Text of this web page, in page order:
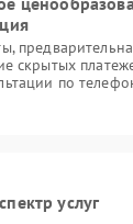
скрытых
по
услуг